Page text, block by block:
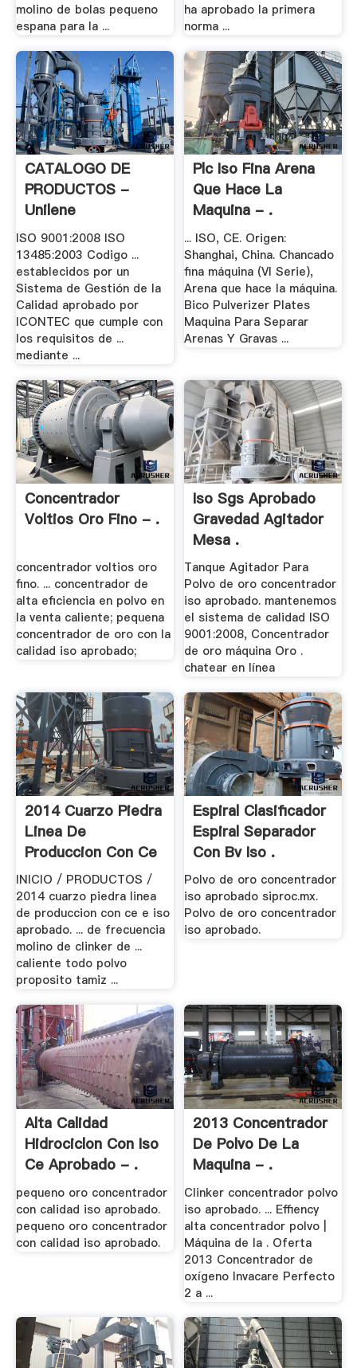
molino de bolas pequeno
espana para la ...
ha aprobado la primera
norma ...
CATALOGO DE
PRODUCTOS -
Unilene
ISO 9001:2008 ISO
13485:2003 Codigo ...
establecidos por un
Sistema de Gestión de la
Calidad aprobado por
ICONTEC que cumple con
los requisitos de ...
mediante ...
Plc Iso Fina Arena
Que Hace La
Maquina - .
... ISO, CE. Origen:
Shanghai, China. Chancado
fina máquina (VI Serie),
Arena que hace la máquina.
Bico Pulverizer Plates
Maquina Para Separar
Arenas Y Gravas ...
Concentrador
Voltios Oro Fino - .
concentrador voltios oro
fino. ... concentrador de
alta eficiencia en polvo en
la venta caliente; pequena
concentrador de oro con la
calidad iso aprobado;
Iso Sgs Aprobado
Gravedad Agitador
Mesa .
Tanque Agitador Para
Polvo de oro concentrador
iso aprobado. mantenemos
el sistema de calidad ISO
9001:2008, Concentrador
de oro máquina Oro .
chatear en línea
2014 Cuarzo Piedra
Linea De
Produccion Con Ce
E .
INICIO / PRODUCTOS /
2014 cuarzo piedra linea
de produccion con ce e iso
aprobado. ... de frecuencia
molino de clinker de ...
caliente todo polvo
proposito tamiz ...
Espiral Clasificador
Espiral Separador
Con Bv Iso .
Polvo de oro concentrador
iso aprobado siproc.mx.
Polvo de oro concentrador
iso aprobado.
Alta Calidad
Hidrociclon Con Iso
Ce Aprobado - .
pequeno oro concentrador
con calidad iso aprobado.
pequeno oro concentrador
con calidad iso aprobado.
2013 Concentrador
De Polvo De La
Maquina - .
Clinker concentrador polvo
iso aprobado. ... Effiency
alta concentrador polvo |
Máquina de la . Oferta
2013 Concentrador de
oxígeno Invacare Perfecto
2 a ...